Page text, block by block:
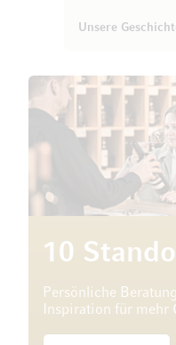
Unsere
10
Persönliche
Inspiration für mehr